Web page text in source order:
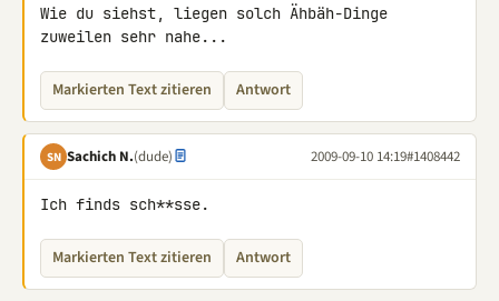
Wie du siehst, liegen solch Ähbäh-Dinge
zuweilen sehr nahe...
Markierten Text zitieren Antwort
SN Sachich N.(dude) 2009-09-10 14:19#1408442
Ich finds sch**sse.
Markierten Text zitieren Antwort